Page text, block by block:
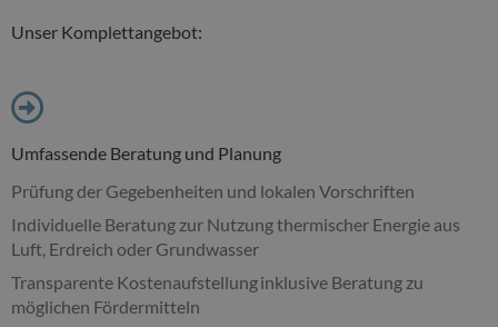
Unser Komplettangebot:
Umfassende Beratung und Planung
Prüfung der Gegebenheiten und lokalen Vorschriften
Individuelle Beratung zur Nutzung thermischer Energie aus
Luft, Erdreich oder Grundwasser
Transparente Kostenaufstellung inklusive Beratung zu
möglichen Fördermitteln